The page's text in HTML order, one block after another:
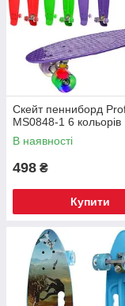
Скейт пенниборд
MS0848-1 6 кольорів
В наявності
498 ₴
Купити